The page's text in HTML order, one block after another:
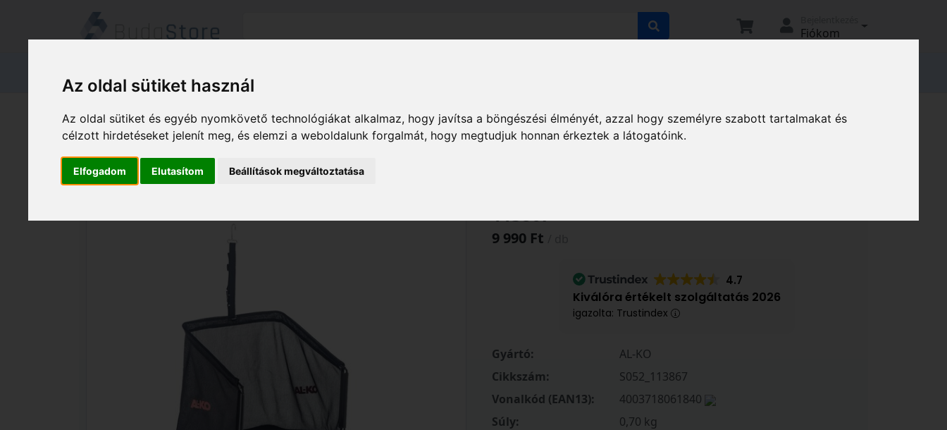
Az oldal sütiket használ
Az oldal sütiket és egyéb nyomkövető technológiákat alkalmaz, hogy javítsa a böngészési élményét, azzal hogy személyre szabott tartalmakat és
célzott hirdetéseket jelenít meg, és elemzi a weboldalunk forgalmát, hogy megtudjuk honnan érkeztek a látogatóink.
Elfogadom Elutasítom Beállítások megváltoztatása
Fiókom
Termékeink HÁZ KERT HOBBY Kert Kerti eszközök Fű- és lombápolás Fűnyírók
Fűnyíró tartozékok
Al-ko GYŰJTŐZSÁK - KÉZI FŰNYÍRÓ 28 CM - 113867
113867
9 990 Ft
4.7
Kiválóra értékelt szolgáltatás 2026
igazolta: Trustindex
Gyártó:
AL-KO
Cikkszám:
S052_113867
Vonalkód (EAN13):
4003718061840
Súly:
0,70 kg